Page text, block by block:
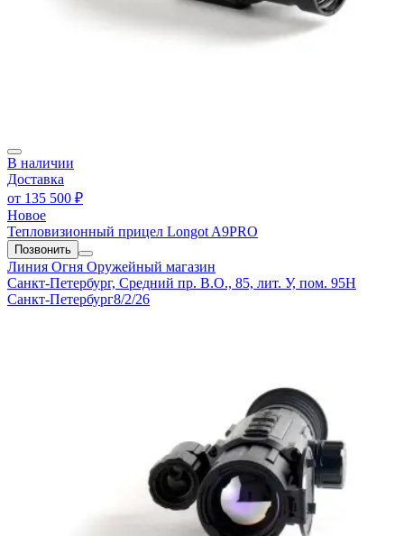
В наличии
Доставка
от 135 500 ₽
Новое
Тепловизионный прицел Longot A9PRO
Позвонить
Линия Огня Оружейный магазин
Санкт-Петербург, Средний пр. В.О., 85, лит. У, пом. 95Н
Санкт-Петербург8/2/26